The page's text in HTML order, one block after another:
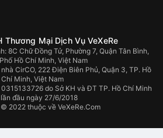
Thương Mại Dịch Vụ VeXeRe
8C Chữ Đồng Tử, Phường 7, Quận Tân Bình,
Hồ Chí Minh, Việt Nam
CirCO, 222 Điện Biên Phủ, Quận 3, TP. Hồ
Chí Minh, Việt Nam
do Sở KH và ĐT TP. Hồ Chí Minh
đầu ngày 27/6/2018
2022 thuộc về VeXeRe.Com